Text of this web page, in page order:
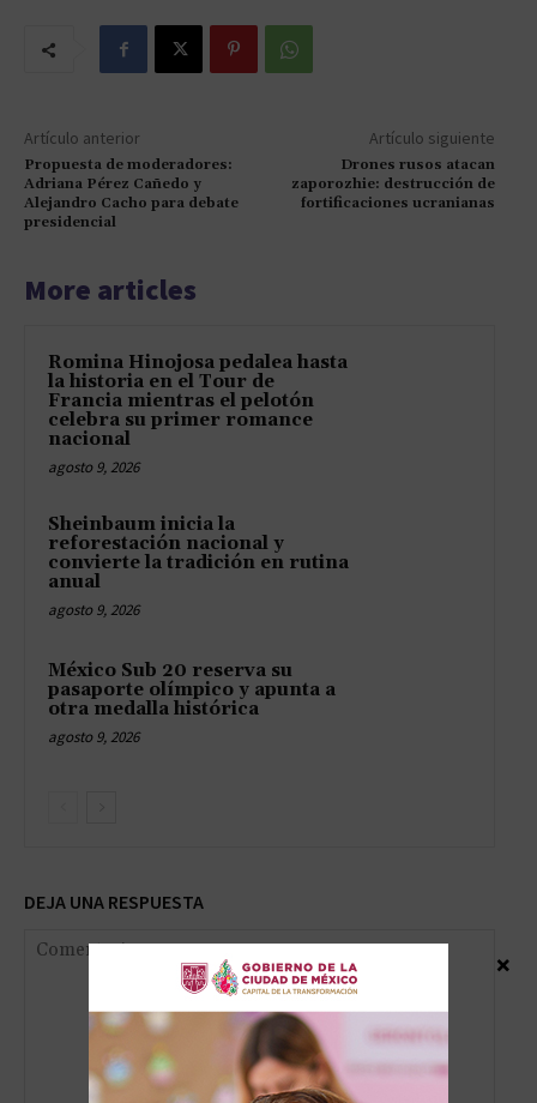
Artículo anterior
Propuesta de moderadores:
Adriana Pérez Cañedo y
Alejandro Cacho para debate
presidencial
Artículo siguiente
Drones rusos atacan
zaporozhie: destrucción de
fortificaciones ucranianas
More articles
Romina Hinojosa pedalea hasta
la historia en el Tour de
Francia mientras el pelotón
celebra su primer romance
nacional
agosto 9, 2026
Sheinbaum inicia la
reforestación nacional y
convierte la tradición en rutina
anual
agosto 9, 2026
México Sub 20 reserva su
pasaporte olímpico y apunta a
otra medalla histórica
agosto 9, 2026
DEJA UNA RESPUESTA
×